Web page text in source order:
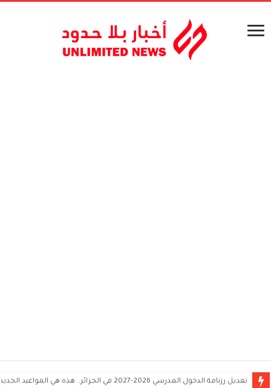
تعديل رزنامة الدخول المدرسي 2026-2027 في الجزائر.. هذه هي المواعيد الجديدة